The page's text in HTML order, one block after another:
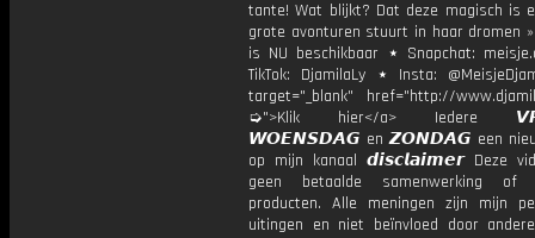
tante! Wat blijkt? Dat deze magisch is
grote avonturen stuurt in haar dromen
is NU beschikbaar ⋆ Snapchat:
TikTok: DjamilaLy ⋆ Insta:
target="_blank" href="http://
➭">Klik hier</a> Iedere
𝙒𝙊𝙀𝙉𝙎𝘿𝘼𝙂 en 𝙕𝙊𝙉𝘿𝘼𝙂 een
op mijn kanaal 𝙙𝙞𝙨𝙘𝙡𝙖𝙞𝙢𝙚𝙧 Deze
geen betaalde samenwerking of
producten. Alle meningen zijn mijn
uitingen en niet beïnvloed door